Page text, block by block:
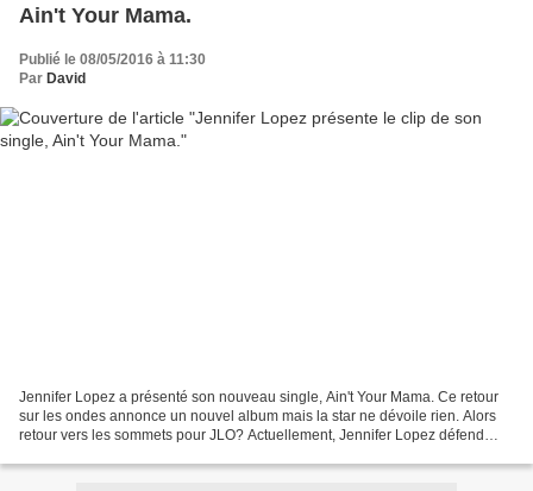
Ain't Your Mama.
Publié le 08/05/2016 à 11:30
Par David
Jennifer Lopez a présenté son nouveau single, Ain't Your Mama. Ce retour
sur les ondes annonce un nouvel album mais la star ne dévoile rien. Alors
retour vers les sommets pour JLO? Actuellement, Jennifer Lopez défend